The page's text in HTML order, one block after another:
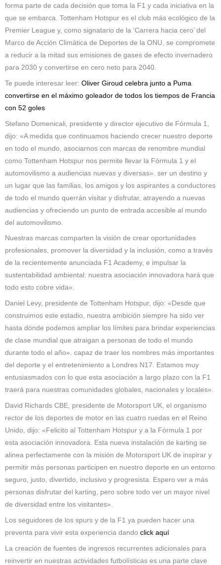
forma parte de cada decisión que toma la F1 y cada iniciativa en la
que se embarca. Tottenham Hotspur es el club más ecológico de la
Premier League y, como signatario de la ‘Carrera hacia cero’ del
Marco de Acción Climática de Deportes de la ONU, se compromete
a reducir a la mitad sus emisiones de gases de efecto invernadero
para 2030 y convertirse en cero neto para 2040.
Te puede interesar leer: Oliver Giroud celebra junto a Puma
convertirse en el máximo goleador de todos los tiempos de Francia
con 52 goles
Stefano Domenicali, presidente y director ejecutivo de Fórmula 1,
dijo: «A medida que continuamos haciendo crecer nuestro deporte
en todo el mundo, asociarnos con marcas de renombre mundial
como Tottenham Hotspur nos permite llevar la Fórmula 1 y el
automovilismo a audiencias nuevas y diversas». ser un destino y
un lugar que las familias, los amigos y los aspirantes a conductores
de todo el mundo querrán visitar y disfrutar, atrayendo a nuevas
audiencias y ofreciendo un punto de entrada accesible al mundo
del automovilismo.
Nuestras marcas comparten la visión de crear oportunidades
profesionales, promover la diversidad y la inclusión, como a través
de la recientemente anunciada F1 Academy, e impulsar la
sustentabilidad ambiental: nuestra asociación innovadora hará que
todo esto cobre vida».
Daniel Levy, presidente de Tottenham Hotspur, dijo: «Desde que
construimos este estadio, nuestra ambición siempre ha sido ver
hasta dónde podemos ampliar los límites para brindar experiencias
de clase mundial que atraigan a personas de todo el mundo
durante todo el año». capaz de traer los nombres más importantes
del deporte y el entretenimiento a Londres N17. Estamos muy
entusiasmados con lo que esta asociación a largo plazo con la F1
traerá para nuestras comunidades globales, nacionales y locales».
David Richards CBE, presidente de Motorsport UK, el organismo
rector de los deportes de motor en las cuatro ruedas en el Reino
Unido, dijo: «Felicito al Tottenham Hotspur y a la Fórmula 1 por
esta asociación innovadora. Esta nueva instalación de karting se
alinea perfectamente con la misión de Motorsport UK de inspirar y
permitir más personas participen en nuestro deporte en un entorno
seguro, justo, divertido, inclusivo y progresista. Espero ver a más
personas disfrutar del karting, pero sobre todo ver un mayor nivel
de diversidad entre los visitantes».
Los seguidores de los spurs y de la F1 ya pueden hacer una
preventa para vivir esta experiencia dando click aquí
La creación de fuentes de ingresos recurrentes adicionales para
reinvertir en nuestras actividades futbolísticas es una parte clave